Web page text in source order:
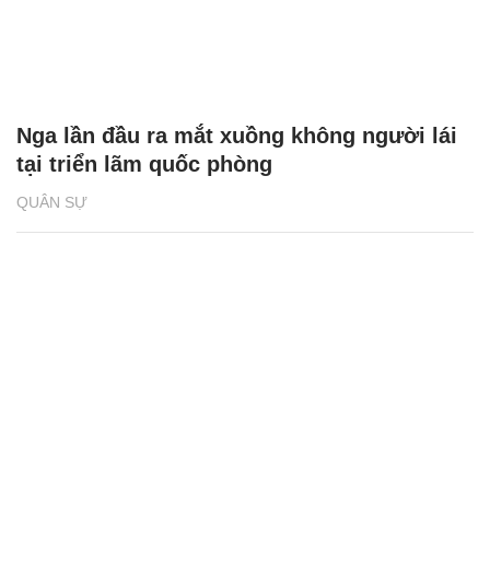
QUÂN SỰ
Nga lần đầu ra mắt xuồng không người lái
tại triển lãm quốc phòng